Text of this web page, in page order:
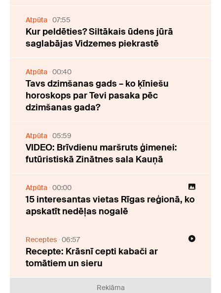
Atpūta 07:55
Kur peldēties? Siltākais ūdens jūrā
saglabājas Vidzemes piekrastē
Atpūta 00:40
Tavs dzimšanas gads – ko ķīniešu
horoskops par Tevi pasaka pēc
dzimšanas gada?
Atpūta 05:59
VIDEO: Brīvdienu maršruts ģimenei:
futūristiskā Zinātnes sala Kauņā
Atpūta 00:00
15 interesantas vietas Rīgas reģionā, ko
apskatīt nedēļas nogalē
Receptes 06:57
Recepte: Krāsnī cepti kabači ar
tomātiem un sieru
Reklāma